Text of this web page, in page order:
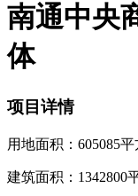
南通中央
体
项目详情
用地面积：605085
建筑面积：1342800